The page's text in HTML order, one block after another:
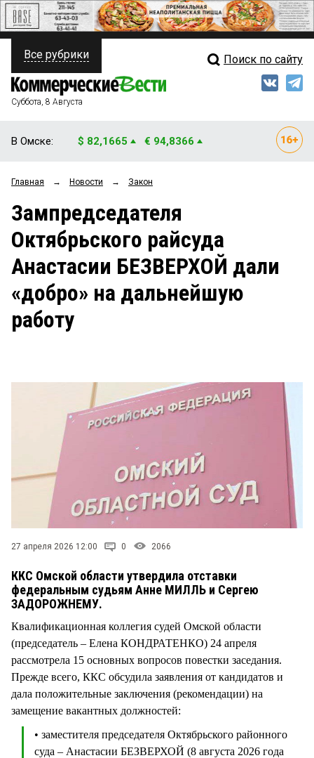
ПОЛИТИКА
ФИНАНСЫ
ОБЩЕСТВО
ЗАКОН
НОВОСТИ КОМПАНИЙ
ПРОИСШЕСТВИЯ
СТИЛЬ ЖИЗНИ
Свежий выпуск
Блоги
Архив
Все рубрики Поиск по сайту
Суббота, 8 Августа
В Омске: $ 82,1665 € 94,8366
Главная → Новости → Закон
Зампредседателя
Октябрьского райсуда
Анастасии БЕЗВЕРХОЙ дали
«добро» на дальнейшую
работу
27 апреля 2026 12:00 0 2066
ККС Омской области утвердила отставки
федеральным судьям Анне МИЛЛЬ и Сергею
ЗАДОРОЖНЕМУ.
Квалификационная коллегия судей Омской области
(председатель – Елена КОНДРАТЕНКО) 24 апреля
рассмотрела 15 основных вопросов повестки заседания.
Прежде всего, ККС обсудила заявления от кандидатов и
дала положительные заключения (рекомендации) на
замещение вакантных должностей:
• заместителя председателя Октябрьского районного
суда – Анастасии БЕЗВЕРХОЙ (8 августа 2026 года